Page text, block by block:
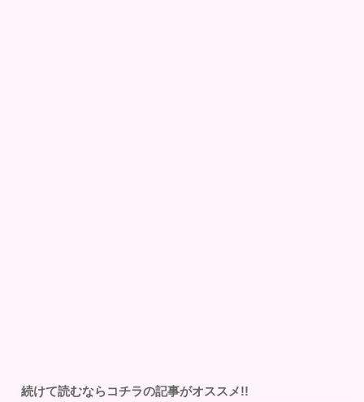
続けて読むならコチラの記事がオススメ!!